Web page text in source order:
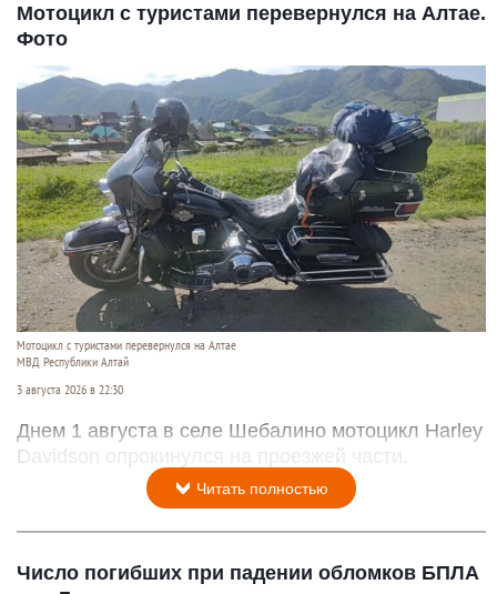
Мотоцикл с туристами перевернулся на Алтае.
Фото
Мотоцикл с туристами перевернулся на Алтае
МВД Республики Алтай
3 августа 2026 в 22:30
Днем 1 августа в селе Шебалино мотоцикл Harley
Davidson опрокинулся на проезжей части.
Читать полностью
Число погибших при падении обломков БПЛА